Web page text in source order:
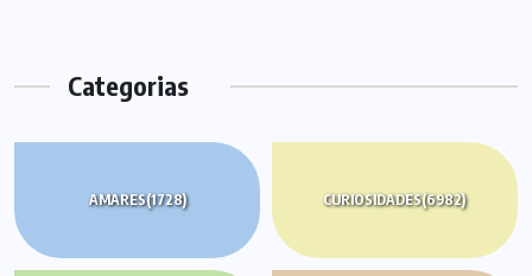
Categorias
AMARES(1728) CURIOSIDADES(6982)